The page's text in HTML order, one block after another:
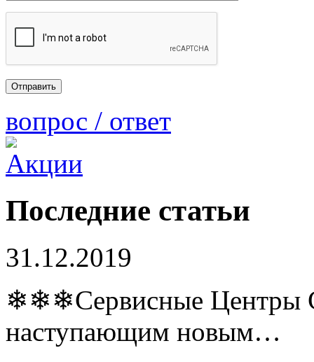
вопрос / ответ
Последние статьи
31.12.2019
❄❄❄Сервисные Центры
наступающим новым…